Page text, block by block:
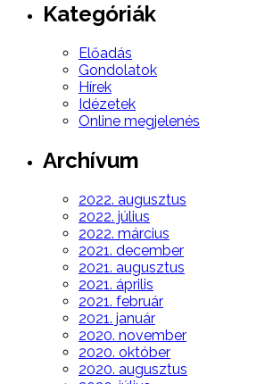
Kategóriák
Előadás
Gondolatok
Hírek
Idézetek
Online megjelenés
Archívum
2022. augusztus
2022. július
2022. március
2021. december
2021. augusztus
2021. április
2021. február
2021. január
2020. november
2020. október
2020. augusztus